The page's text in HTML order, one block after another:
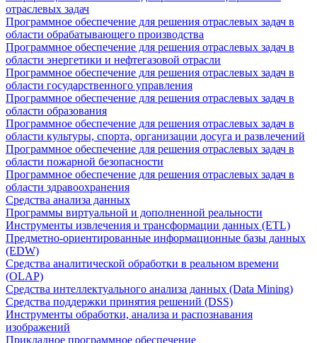
отраслевых задач
Программное обеспечение для решения отраслевых задач в
области обрабатывающего производства
Программное обеспечение для решения отраслевых задач в
области энергетики и нефтегазовой отрасли
Программное обеспечение для решения отраслевых задач в
области государственного управления
Программное обеспечение для решения отраслевых задач в
области образования
Программное обеспечение для решения отраслевых задач в
области культуры, спорта, организации досуга и развлечений
Программное обеспечение для решения отраслевых задач в
области пожарной безопасности
Программное обеспечение для решения отраслевых задач в
области здравоохранения
Средства анализа данных
Программы виртуальной и дополненной реальности
Инструменты извлечения и трансформации данных (ETL)
Предметно-ориентированные информационные базы данных
(EDW)
Средства аналитической обработки в реальном времени
(OLAP)
Средства интеллектуального анализа данных (Data Mining)
Средства поддержки принятия решений (DSS)
Инструменты обработки, анализа и распознавания
изображений
Прикладное программное обеспечение